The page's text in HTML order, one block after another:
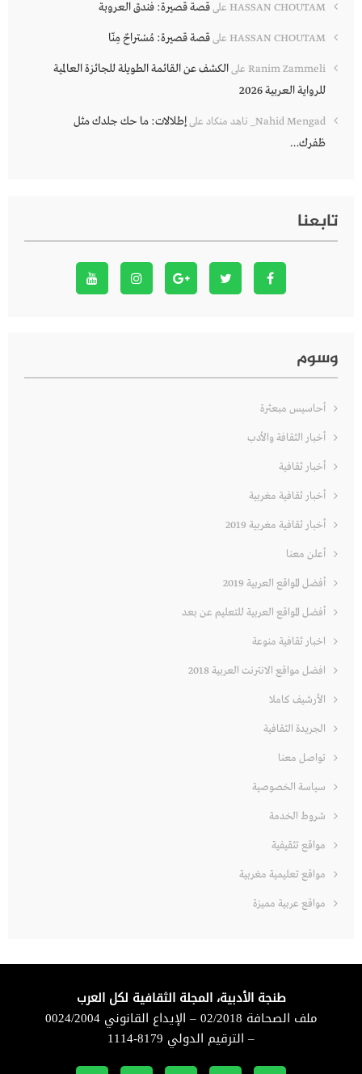
HASSAN CHOUTAM علىقصة قصيرة: فندق العروبة
HASSAN CHOUTAM علىقصة قصيرة: مُسْتراحٌ مِنّا
Ranim Zammeli علىالكشف عن القائمة الطويلة للجائزة العالمية
للرواية العربية 2026
Nahid Mengad_ ناهد منكاد علىإطلالات: ما حك جلدك مثل
ظفرك…
تابعنا
وسوم
أحاسيس مبعثرة
أخبار الثقافة والأدب
أخبار ثقافية
أخبار ثقافية مغربية
أخبار ثقافية مغربية 2019
أعلن معنا
أفضل المواقع العربية 2019
أفضل المواقع العربية للتعليم عن بعد
اخبار ثقافية منوعة
افضل مواقع الانترنت العربية 2018
الأرشيف كاملا
الجريدة الثقافية
تواصل معنا
سياسة الخصوصية
شروط الخدمة
مواقع تثقيفية
مواقع تعليمية مغربية
مواقع عربية مميزة
طنجة الأدبية، المجلة الثقافية لكل العرب
ملف الصحافة 02/2018 – الإيداع القانوني 0024/2004
– الترقيم الدولي 8179-1114